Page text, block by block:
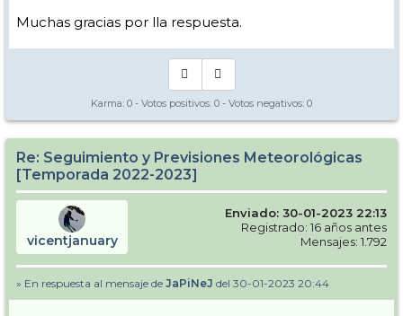
Muchas gracias por lla respuesta.
Karma: 0 - Votos positivos: 0 - Votos negativos: 0
Re: Seguimiento y Previsiones Meteorológicas
[Temporada 2022-2023]
vicentjanuary
Enviado: 30-01-2023 22:13
Registrado: 16 años antes
Mensajes: 1.792
» En respuesta al mensaje de JaPiNeJ del 30-01-2023 20:44